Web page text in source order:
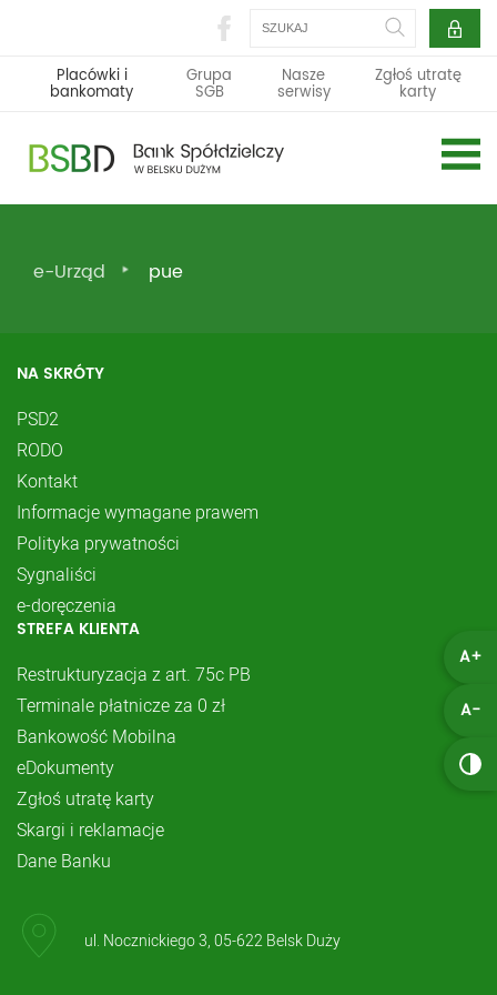
A+
A-
Szukaj
Placówki i
bankomaty
Grupa
SGB
Nasze
serwisy
Zgłoś utratę
karty
e-Urząd pue
NA SKRÓTY
PSD2
RODO
Kontakt
Informacje wymagane prawem
Polityka prywatności
Sygnaliści
e-doręczenia
STREFA KLIENTA
Restrukturyzacja z art. 75c PB
Terminale płatnicze za 0 zł
Bankowość Mobilna
eDokumenty
Zgłoś utratę karty
Skargi i reklamacje
Dane Banku
ul. Nocznickiego 3, 05-622 Belsk Duży